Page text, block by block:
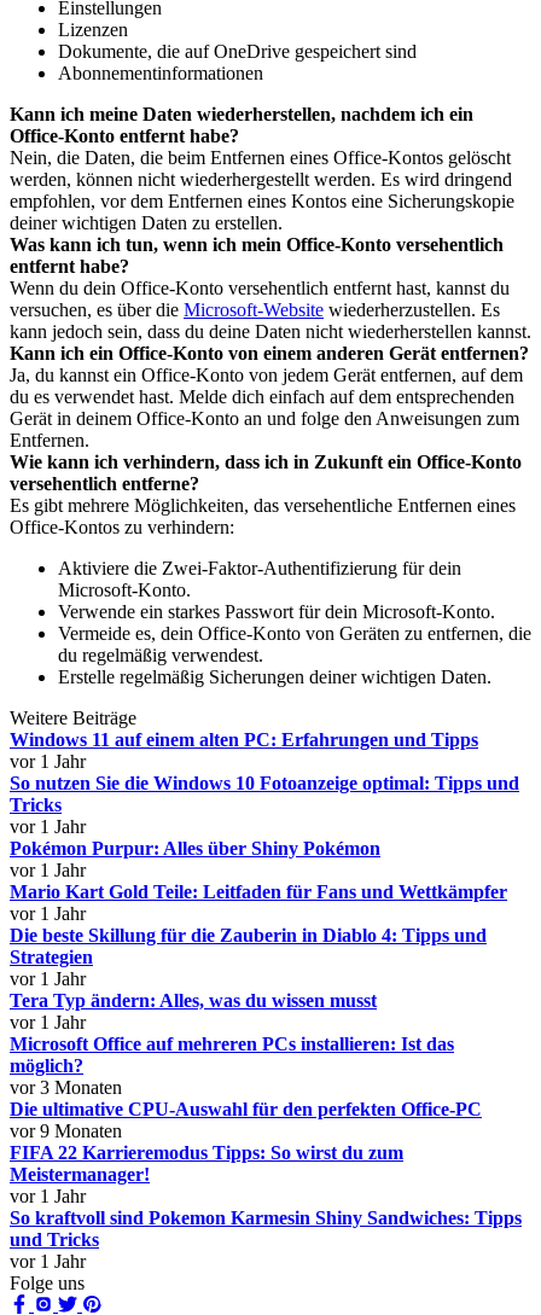
Einstellungen
Lizenzen
Dokumente, die auf OneDrive gespeichert sind
Abonnementinformationen
Kann ich meine Daten wiederherstellen, nachdem ich ein
Office-Konto entfernt habe?
Nein, die Daten, die beim Entfernen eines Office-Kontos gelöscht
werden, können nicht wiederhergestellt werden. Es wird dringend
empfohlen, vor dem Entfernen eines Kontos eine Sicherungskopie
deiner wichtigen Daten zu erstellen.
Was kann ich tun, wenn ich mein Office-Konto versehentlich
entfernt habe?
Wenn du dein Office-Konto versehentlich entfernt hast, kannst du
versuchen, es über die Microsoft-Website wiederherzustellen. Es
kann jedoch sein, dass du deine Daten nicht wiederherstellen kannst.
Kann ich ein Office-Konto von einem anderen Gerät entfernen?
Ja, du kannst ein Office-Konto von jedem Gerät entfernen, auf dem
du es verwendet hast. Melde dich einfach auf dem entsprechenden
Gerät in deinem Office-Konto an und folge den Anweisungen zum
Entfernen.
Wie kann ich verhindern, dass ich in Zukunft ein Office-Konto
versehentlich entferne?
Es gibt mehrere Möglichkeiten, das versehentliche Entfernen eines
Office-Kontos zu verhindern:
Aktiviere die Zwei-Faktor-Authentifizierung für dein
Microsoft-Konto.
Verwende ein starkes Passwort für dein Microsoft-Konto.
Vermeide es, dein Office-Konto von Geräten zu entfernen, die
du regelmäßig verwendest.
Erstelle regelmäßig Sicherungen deiner wichtigen Daten.
Weitere Beiträge
Windows 11 auf einem alten PC: Erfahrungen und Tipps
vor 1 Jahr
So nutzen Sie die Windows 10 Fotoanzeige optimal: Tipps und
Tricks
vor 1 Jahr
Pokémon Purpur: Alles über Shiny Pokémon
vor 1 Jahr
Mario Kart Gold Teile: Leitfaden für Fans und Wettkämpfer
vor 1 Jahr
Die beste Skillung für die Zauberin in Diablo 4: Tipps und
Strategien
vor 1 Jahr
Tera Typ ändern: Alles, was du wissen musst
vor 1 Jahr
Microsoft Office auf mehreren PCs installieren: Ist das
möglich?
vor 3 Monaten
Die ultimative CPU-Auswahl für den perfekten Office-PC
vor 9 Monaten
FIFA 22 Karrieremodus Tipps: So wirst du zum
Meistermanager!
vor 1 Jahr
So kraftvoll sind Pokemon Karmesin Shiny Sandwiches: Tipps
und Tricks
vor 1 Jahr
Folge uns